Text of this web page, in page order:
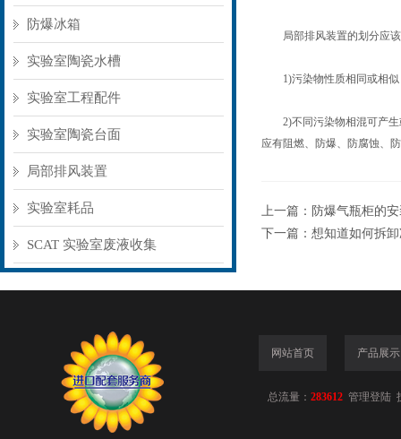
防爆冰箱
实验室陶瓷水槽
实验室工程配件
实验室陶瓷台面
局部排风装置
实验室耗品
SCAT 实验室废液收集
局部排风装置的划分应该
1)污染物性质相同或相似
2)不同污染物相混可产生
应有阻燃、防爆、防腐蚀、
上一篇： 防爆气瓶柜的
下一篇： 想知道如何拆
网站首页 产品展示
总流量： 283612 管理登陆